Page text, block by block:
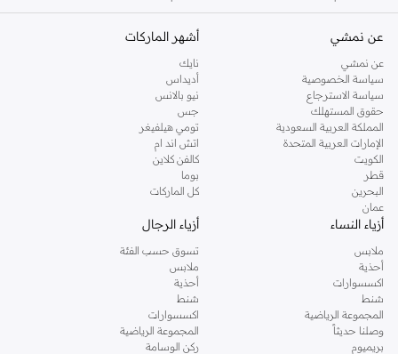
عن نمشي
عن نمشي
سياسة الخصوصية
سياسة الاسترجاع
حقوق المستهلك
المملكة العربية السعودية
الإمارات العربية المتحدة
الكويت
قطر
البحرين
عمان
أشهر الماركات
نايك
أديداس
نيو بالانس
جس
تومي هيلفيغر
اتش اند ام
كالفن كلاين
بوما
كل الماركات
أزياء النساء
ملابس
أحذية
اكسسوارات
شنط
المجموعة الرياضية
وصلنا حديثاً
بريميوم
أزياء الرجال
تسوق حسب الفئة
ملابس
أحذية
شنط
اكسسوارات
المجموعة الرياضية
ركن الوسامة